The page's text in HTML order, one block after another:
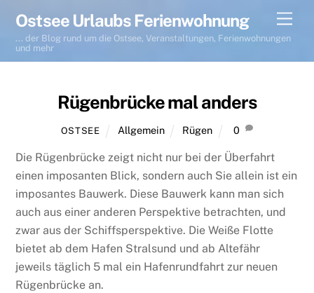
content
Ostsee Urlaubs Ferienwohnung
... der Blog rund um die Ostsee, Veranstaltungen, Ferienwohnungen
und mehr
Rügenbrücke mal anders
OSTSEE Allgemein Rügen 0
Die Rügenbrücke zeigt nicht nur bei der Überfahrt
einen imposanten Blick, sondern auch Sie allein ist ein
imposantes Bauwerk. Diese Bauwerk kann man sich
auch aus einer anderen Perspektive betrachten, und
zwar aus der Schiffsperspektive. Die Weiße Flotte
bietet ab dem Hafen Stralsund und ab Altefähr
jeweils täglich 5 mal ein Hafenrundfahrt zur neuen
Rügenbrücke an.